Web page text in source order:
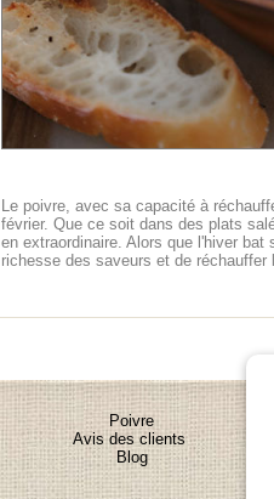
Le poivre, avec sa capacité à
février. Que ce soit dans des plats
en extraordinaire. Alors que l'hiver
richesse des saveurs et de réchauffer
Poivre
Avis des clients
Blog